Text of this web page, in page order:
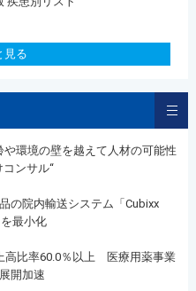
見る
環境の壁を越えて人材の可能性
ンサル“
の院内輸送システム「Cubixx
最小化
比率60.0％以上 医療用薬事業
開加速